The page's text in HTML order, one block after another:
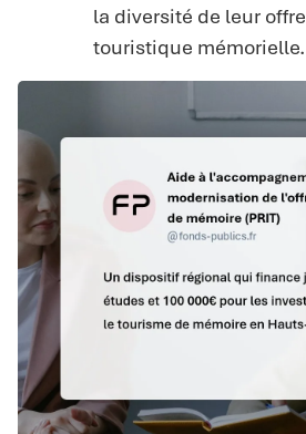
la diversité de leur offre
touristique mémorielle.